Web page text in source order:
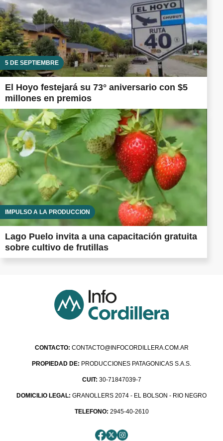
5 DE SEPTIEMBRE
El Hoyo festejará su 73° aniversario con $5
millones en premios
IMPULSO A LA PRODUCCIÓN
Lago Puelo invita a una capacitación gratuita
sobre cultivo de frutillas
CONTACTO: CONTACTO@INFOCORDILLERA.COM.AR
PROPIEDAD DE: PRODUCCIONES PATAGONICAS S.A.S.
CUIT: 30-71847039-7
DOMICILIO LEGAL: GRANOLLERS 2074 - EL BOLSON - RIO NEGRO
TELEFONO: 2945-40-2610